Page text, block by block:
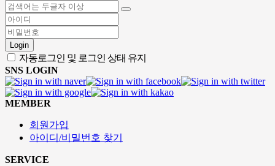
Login
자동로그인 및 로그인 상태 유지
SNS LOGIN
MEMBER
회원가입
아이디/비밀번호 찾기
SERVICE